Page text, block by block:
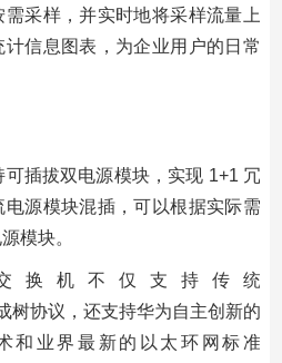
采样，并实时地将采样流量上
信息图表，为企业用户的日常
插拔双电源模块，实现 1+1 冗
源模块混插，可以根据实际需
模块。
机不仅支持传统
树协议，还支持华为自主创新的
和业界最新的以太环网标准